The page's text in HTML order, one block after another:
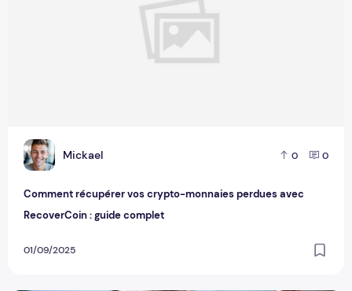
M Mickael 0 0
Comment récupérer vos crypto-monnaies perdues avec
RecoverCoin : guide complet
01/09/2025